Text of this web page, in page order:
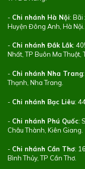
- Chi nhánh Hà Nội: Bãi
Huyện Đông Anh, Hà Nội.
- Chi nhánh Đắk Lắk:
Nhất, TP Buôn Ma Thuột,
- Chi nhánh Nha Trang
Thạnh, Nha Trang.
- Chi nhánh Bạc Liêu:
- Chi nhánh Phú Quốc:
Châu Thành, Kiên Giang.
- Chi nhánh Cần Thơ:
Bình Thủy, TP Cần Thơ.